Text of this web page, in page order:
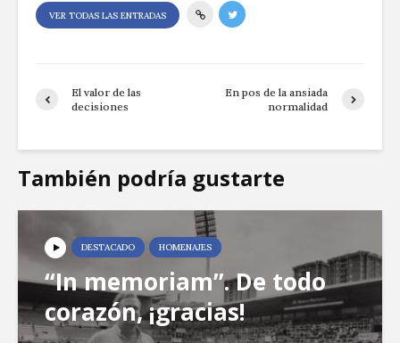
VER TODAS LAS ENTRADAS
El valor de las
decisiones
En pos de la ansiada
normalidad
También podría gustarte
DESTACADO HOMENAJES
“In memoriam”. De todo
corazón, ¡gracias!